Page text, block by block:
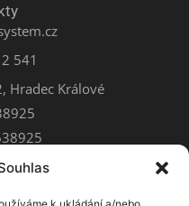
541
Hradec Králové